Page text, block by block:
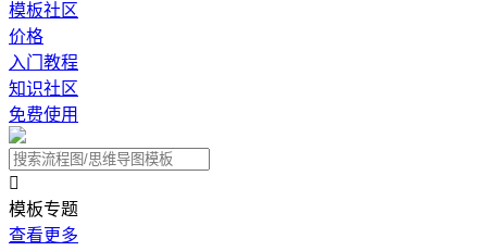
模板社区
价格
入门教程
知识社区
免费使用

模板专题
查看更多